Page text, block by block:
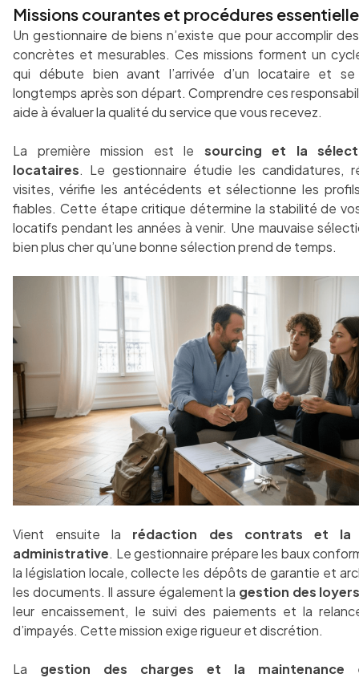
Missions courantes et procédures
Un gestionnaire de biens n’existe que pour accomplir
concrètes et mesurables. Ces missions forment un
qui débute bien avant l’arrivée d’un locataire et se
longtemps après son départ. Comprendre ces
aide à évaluer la qualité du service que vous recevez.
La première mission est le sourcing et la
locataires. Le gestionnaire étudie les candidatures,
visites, vérifie les antécédents et sélectionne les
fiables. Cette étape critique détermine la stabilité de
locatifs pendant les années à venir. Une mauvaise
bien plus cher qu’une bonne sélection prend de temps.
Vient ensuite la rédaction des contrats et la
administrative. Le gestionnaire prépare les baux
la législation locale, collecte les dépôts de garantie et
les documents. Il assure également la gestion des
leur encaissement, le suivi des paiements et la
d’impayés. Cette mission exige rigueur et discrétion.
La gestion des charges et la maintenance